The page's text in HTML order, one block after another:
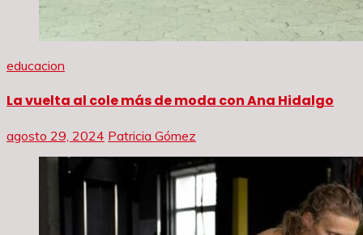
educacion
La vuelta al cole más de moda con Ana Hidalgo
agosto 29, 2024 Patricia Gómez